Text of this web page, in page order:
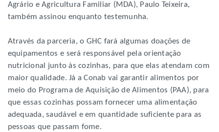
Agrário e Agricultura Familiar (MDA), Paulo Teixeira,
também assinou enquanto testemunha.
Através da parceria, o GHC fará algumas doações de
equipamentos e será responsável pela orientação
nutricional junto às cozinhas, para que elas atendam com
maior qualidade. Já a Conab vai garantir alimentos por
meio do Programa de Aquisição de Alimentos (PAA), para
que essas cozinhas possam fornecer uma alimentação
adequada, saudável e em quantidade suficiente para as
pessoas que passam fome.